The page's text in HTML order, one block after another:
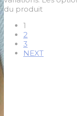
du produit
1
2
3
NEXT